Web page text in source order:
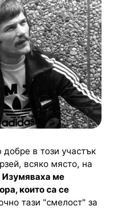
в този участък
всяко място, на
Изумяваха ме
които са се
тази "смелост" за